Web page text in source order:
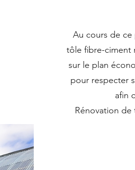
Au cours de
tôle fibre-ciment
sur le plan
pour respecter
afin
Rénovation